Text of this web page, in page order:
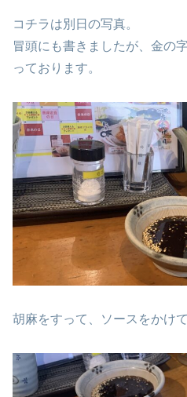
コチラは別日の写真。
冒頭にも書きましたが、金の
っております。
胡麻をすって、ソースをかけて